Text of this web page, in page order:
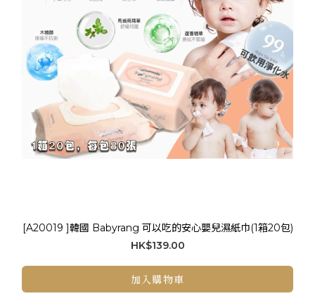
[A20019 ]韓國 Babyrang 可以吃的安心嬰兒濕紙巾(1箱20包)
HK$139.00
加入購物車